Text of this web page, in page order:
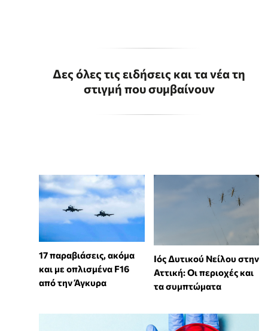
Δες όλες τις ειδήσεις και τα νέα τη
στιγμή που συμβαίνουν
17 παραβιάσεις, ακόμα
και με οπλισμένα F16
από την Άγκυρα
Ιός Δυτικού Νείλου στην
Αττική: Οι περιοχές και
τα συμπτώματα